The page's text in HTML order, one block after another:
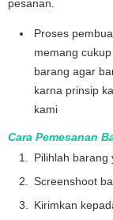
pesanan.
Proses
memang
barang agar
karna prinsip
kami
Cara Pemesanan
Pilihlah barang
Screenshoot
Kirimkan